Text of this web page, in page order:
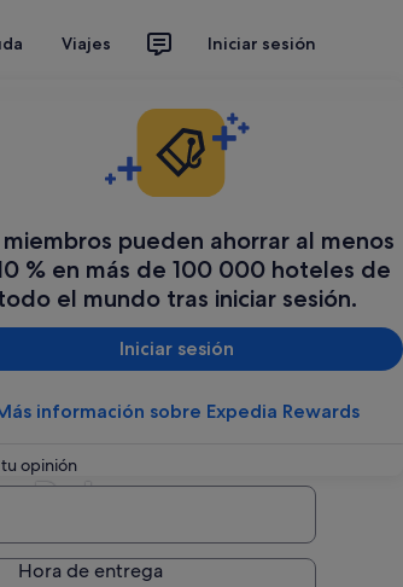
Viajes Iniciar sesión
miembros pueden ahorrar al menos
% en más de 100 000 hoteles de
el mundo tras iniciar sesión.
Iniciar sesión
información sobre Expedia Rewards
tu opinión
Baleares
Hora de entrega